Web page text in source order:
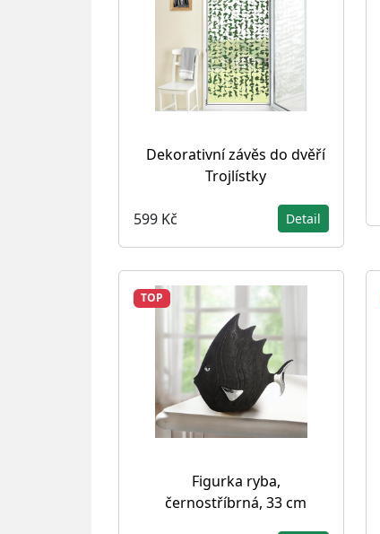
Dekorativní závěs do dvěří
Trojlístky
599 Kč Detail
TOP
Figurka ryba,
černostříbrná, 33 cm